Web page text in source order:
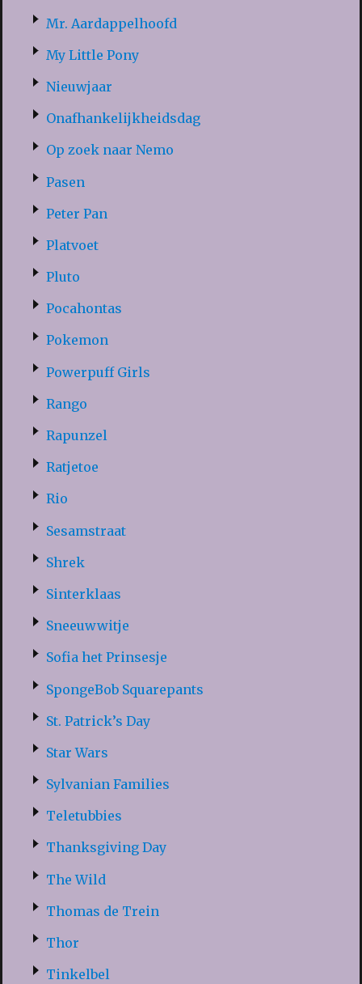
Mr. Aardappelhoofd
My Little Pony
Nieuwjaar
Onafhankelijkheidsdag
Op zoek naar Nemo
Pasen
Peter Pan
Platvoet
Pluto
Pocahontas
Pokemon
Powerpuff Girls
Rango
Rapunzel
Ratjetoe
Rio
Sesamstraat
Shrek
Sinterklaas
Sneeuwwitje
Sofia het Prinsesje
SpongeBob Squarepants
St. Patrick’s Day
Star Wars
Sylvanian Families
Teletubbies
Thanksgiving Day
The Wild
Thomas de Trein
Thor
Tinkelbel